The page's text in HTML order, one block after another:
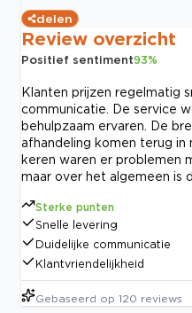
delen
Review overzicht
Positief sentiment93%
Klanten prijzen regelmatig
communicatie. De service
behulpzaam ervaren. De
afhandeling komen terug in
keren waren er problemen
maar over het algemeen is
Sterke punten
Snelle levering
Duidelijke communicatie
Klantvriendelijkheid
Gebaseerd op 120 reviews